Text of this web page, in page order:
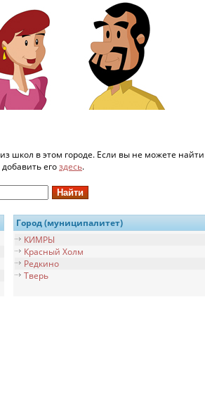
школ в этом городе. Если вы не можете найти
егоздесь.
Город (муниципалитет)
КИМРЫ
Красный Холм
Редкино
Тверь